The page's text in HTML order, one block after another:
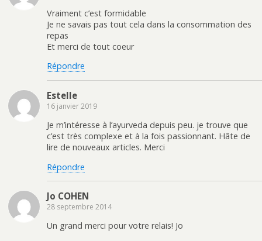
Vraiment c’est formidable
Je ne savais pas tout cela dans la consommation des
repas
Et merci de tout coeur
Répondre
Estelle
16 janvier 2019
Je m’intéresse à l’ayurveda depuis peu. je trouve que
c’est très complexe et à la fois passionnant. Hâte de
lire de nouveaux articles. Merci
Répondre
Jo COHEN
28 septembre 2014
Un grand merci pour votre relais! Jo